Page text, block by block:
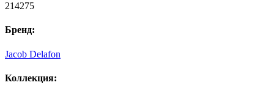
214275
Бренд:
Jacob Delafon
Коллекция: